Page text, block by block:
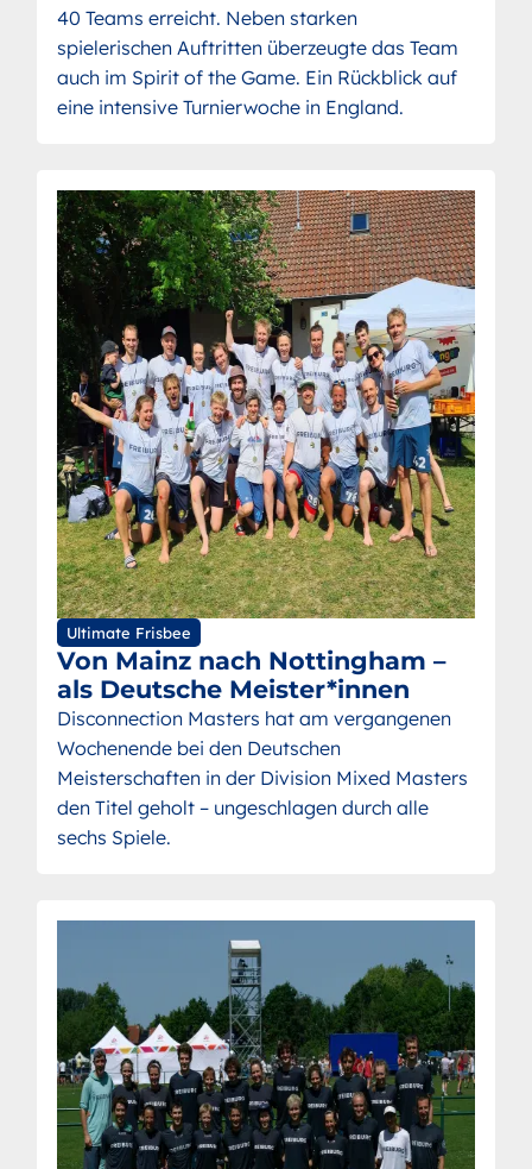
40 Teams erreicht. Neben starken
spielerischen Auftritten überzeugte das Team
auch im Spirit of the Game. Ein Rückblick auf
eine intensive Turnierwoche in England.
Ultimate Frisbee
Von Mainz nach Nottingham –
als Deutsche Meister*innen
Disconnection Masters hat am vergangenen
Wochenende bei den Deutschen
Meisterschaften in der Division Mixed Masters
den Titel geholt – ungeschlagen durch alle
sechs Spiele.